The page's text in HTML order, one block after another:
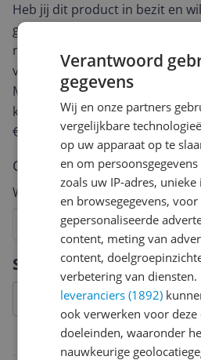
Specificaties
Belangrijkste
Heb jij dit product in bezit en
geven? Start dan hieronder met
review. Afhankelijk van de
van een review gemiddeld
Met jouw mening help je
keuze te maken én maak je
€250,-!
Klik hier voor de
Cijfer
Welk cijfer geef jij dit product?
6
5
4
3
2
Vraag 1 van
Verantwoord
gegevens
Wij en onze partners
vergelijkbare
op uw apparaat op te
en om
zoals uw IP-adres,
en browsegegevens, voor
gepersonaliseerde
content, meting van
content,
verbetering van diensten.
leveranciers (1892)
ook verwerken voor deze
doeleinden, waaronder
nauwkeurige